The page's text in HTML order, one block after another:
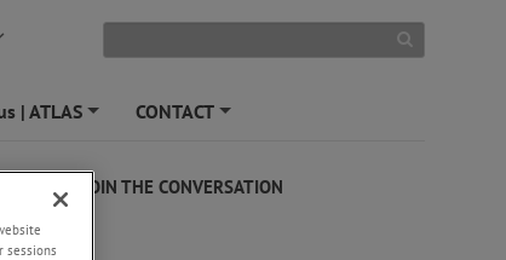
| ATLAS CONTACT
JOIN THE CONVERSATION
sessions